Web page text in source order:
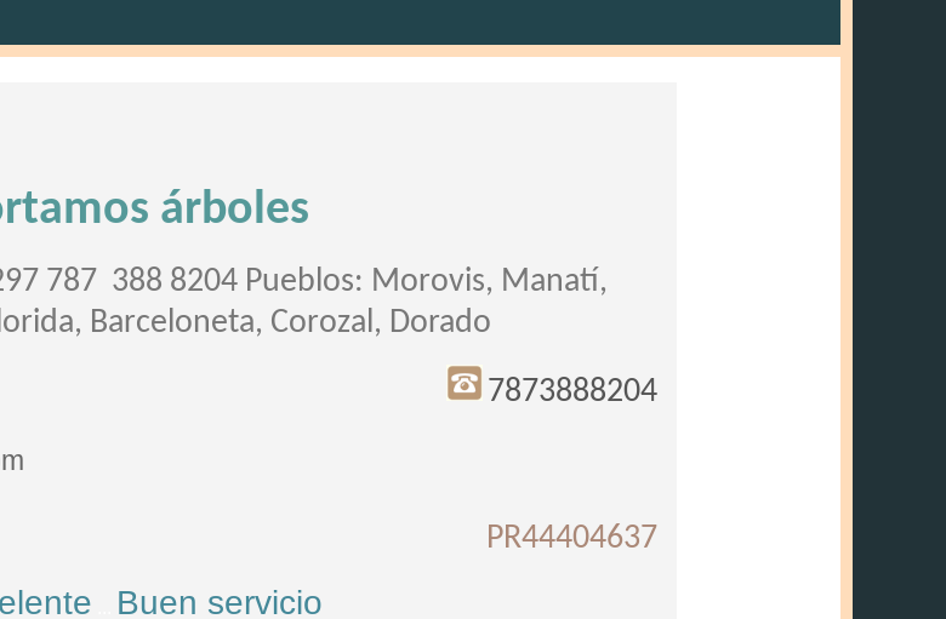
árboles
787 388 8204 Pueblos: Morovis, Manatí,
Barceloneta, Corozal, Dorado
7873888204
PR44404637
Buen servicio